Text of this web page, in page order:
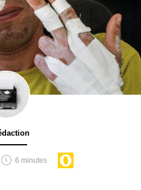
6 minutes